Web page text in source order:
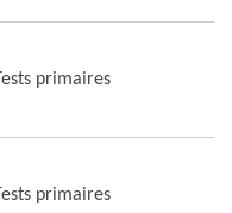
Tests primaires
Tests primaires